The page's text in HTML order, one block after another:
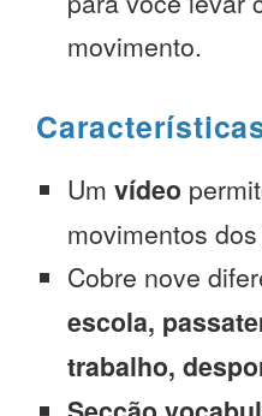
movimento.
Um vídeo
movimentos
Cobre nove
escola,
trabalho,